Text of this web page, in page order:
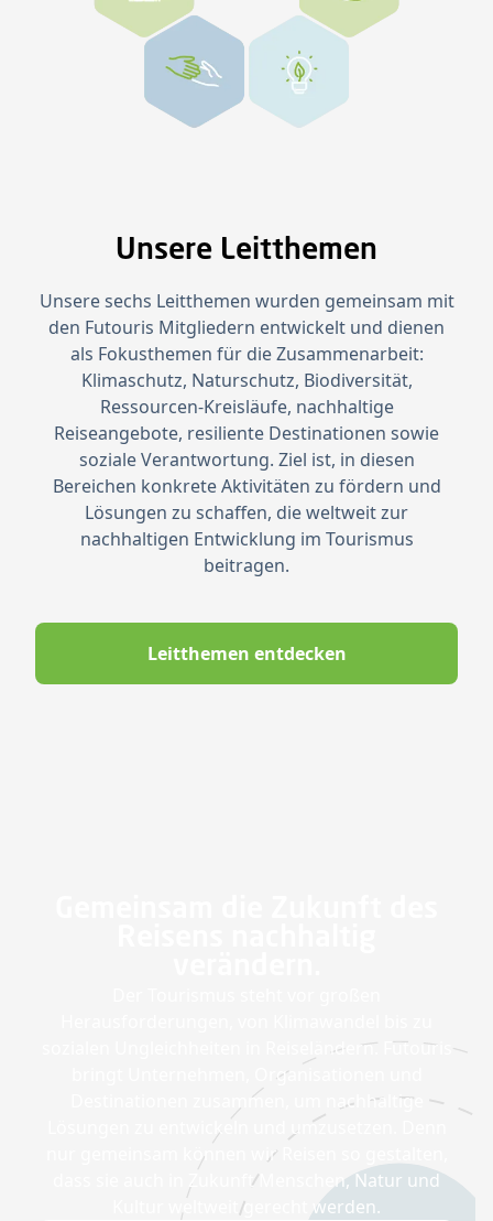
Unsere Leitthemen
Unsere sechs Leitthemen wurden gemeinsam mit
den Futouris Mitgliedern entwickelt und dienen
als Fokusthemen für die Zusammenarbeit:
Klimaschutz, Naturschutz, Biodiversität,
Ressourcen‑Kreisläufe, nachhaltige
Reiseangebote, resiliente Destinationen sowie
soziale Verantwortung. Ziel ist, in diesen
Bereichen konkrete Aktivitäten zu fördern und
Lösungen zu schaffen, die weltweit zur
nachhaltigen Entwicklung im Tourismus
beitragen.
Leitthemen entdecken
sozialen Ungleichheiten in Reiseländern. Futouris
bringt Unternehmen, Organisationen und
Destinationen zusammen, um nachhaltige
Lösungen zu entwickeln und umzusetzen. Denn
nur gemeinsam können wir Reisen so gestalten,
dass sie auch in Zukunft Menschen, Natur und
Kultur weltweit gerecht werden.